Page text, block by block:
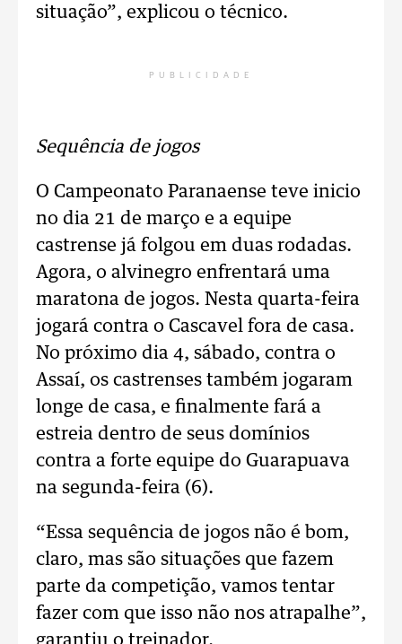
situação”, explicou o técnico.
PUBLICIDADE
Sequência de jogos
O Campeonato Paranaense teve inicio
no dia 21 de março e a equipe
castrense já folgou em duas rodadas.
Agora, o alvinegro enfrentará uma
maratona de jogos. Nesta quarta-feira
jogará contra o Cascavel fora de casa.
No próximo dia 4, sábado, contra o
Assaí, os castrenses também jogaram
longe de casa, e finalmente fará a
estreia dentro de seus domínios
contra a forte equipe do Guarapuava
na segunda-feira (6).
“Essa sequência de jogos não é bom,
claro, mas são situações que fazem
parte da competição, vamos tentar
fazer com que isso não nos atrapalhe”,
garantiu o treinador.